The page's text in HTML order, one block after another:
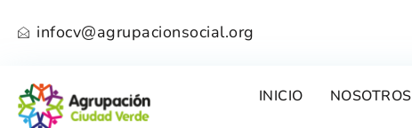
infocv@agrupacionsocial.org
INICIO NOSOTROS